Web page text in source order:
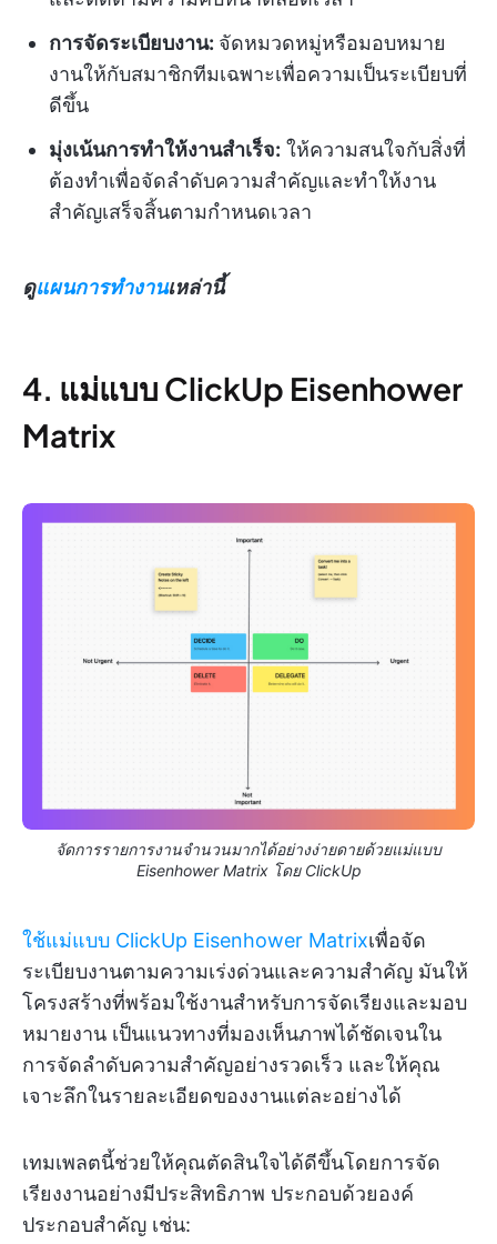
การจัดระเบียบงาน: จัดหมวดหมู่หรือมอบหมาย
งานให้กับสมาชิกทีมเฉพาะเพื่อความเป็นระเบียบที่
ดีขึ้น
มุ่งเน้นการทำให้งานสำเร็จ: ให้ความสนใจกับสิ่งที่
ต้องทำเพื่อจัดลำดับความสำคัญและทำให้งาน
สำคัญเสร็จสิ้นตามกำหนดเวลา
ดูแผนการทำงานเหล่านี้
4. แม่แบบ ClickUp Eisenhower
Matrix
จัดการรายการงานจำนวนมากได้อย่างง่ายดายด้วยแม่แบบ
Eisenhower Matrix โดย ClickUp
ใช้แม่แบบ ClickUp Eisenhower Matrixเพื่อจัด
ระเบียบงานตามความเร่งด่วนและความสำคัญ มันให้
โครงสร้างที่พร้อมใช้งานสำหรับการจัดเรียงและมอบ
หมายงาน เป็นแนวทางที่มองเห็นภาพได้ชัดเจนใน
การจัดลำดับความสำคัญอย่างรวดเร็ว และให้คุณ
เจาะลึกในรายละเอียดของงานแต่ละอย่างได้
เทมเพลตนี้ช่วยให้คุณตัดสินใจได้ดีขึ้นโดยการจัด
เรียงงานอย่างมีประสิทธิภาพ ประกอบด้วยองค์
ประกอบสำคัญ เช่น: